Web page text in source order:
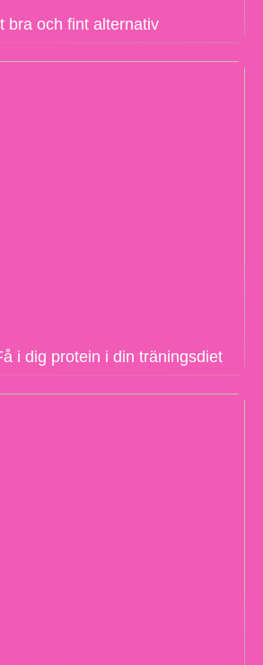
bra och fint alternativ
i dig protein i din träningsdiet